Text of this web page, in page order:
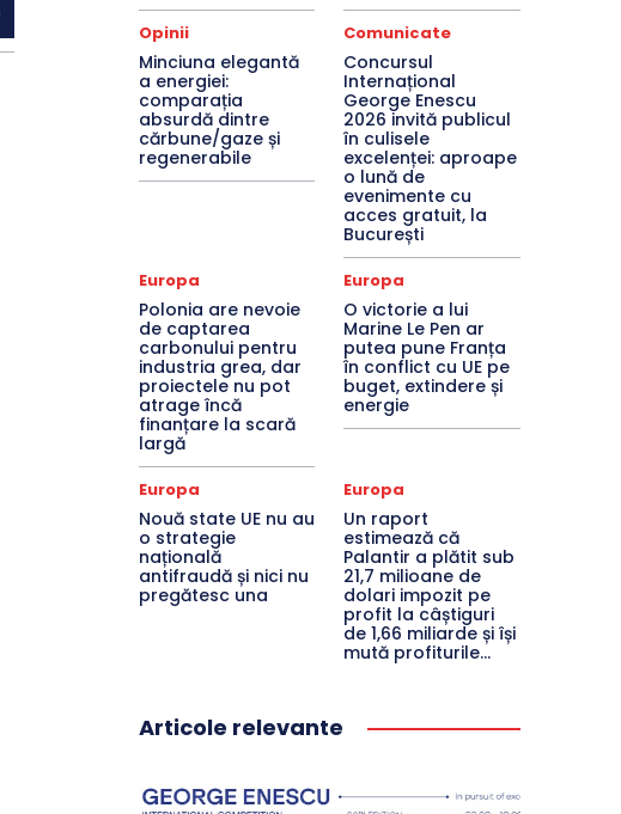
Opinii
Minciuna elegantă
a energiei:
comparația
absurdă dintre
cărbune/gaze și
regenerabile
Comunicate
Concursul
Internațional
George Enescu
2026 invită publicul
în culisele
excelenței: aproape
o lună de
evenimente cu
acces gratuit, la
București
Europa
Polonia are nevoie
de captarea
carbonului pentru
industria grea, dar
proiectele nu pot
atrage încă
finanțare la scară
largă
Europa
O victorie a lui
Marine Le Pen ar
putea pune Franța
în conflict cu UE pe
buget, extindere și
energie
Europa
Nouă state UE nu au
o strategie
națională
antifraudă și nici nu
pregătesc una
Europa
Un raport
estimează că
Palantir a plătit sub
21,7 milioane de
dolari impozit pe
profit la câștiguri
de 1,66 miliarde și își
mută profiturile...
Articole relevante